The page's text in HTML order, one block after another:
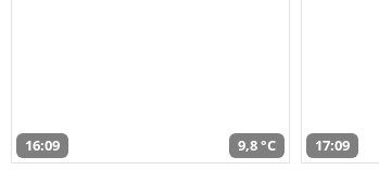
16:09 9,8 °C 17:09